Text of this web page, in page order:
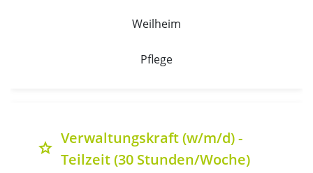
Weilheim
Pflege
grade
Verwaltungskraft (w/m/d) -
Teilzeit (30 Stunden/Woche)